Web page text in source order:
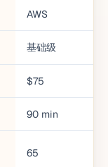
AWS
基础级
$75
90 min
65